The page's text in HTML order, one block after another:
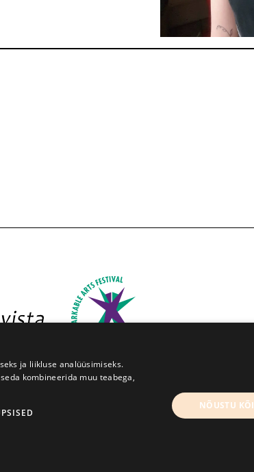
ja liikluse analüüsimiseks.
kombineerida muu teabega,
NÕUSTU